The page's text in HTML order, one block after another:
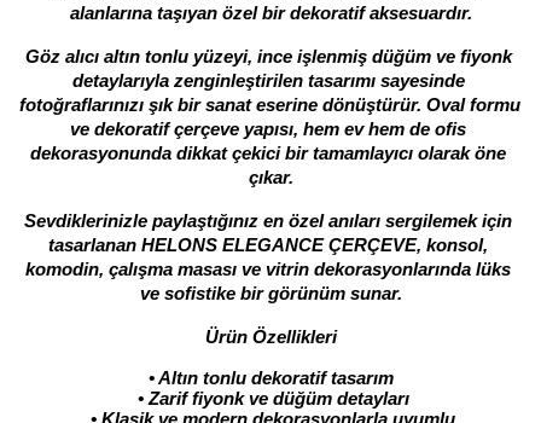
alanlarına taşıyan özel bir dekoratif aksesuardır.
Göz alıcı altın tonlu yüzeyi, ince işlenmiş düğüm ve fiyonk
detaylarıyla zenginleştirilen tasarımı sayesinde
fotoğraflarınızı şık bir sanat eserine dönüştürür. Oval formu
ve dekoratif çerçeve yapısı, hem ev hem de ofis
dekorasyonunda dikkat çekici bir tamamlayıcı olarak öne
çıkar.
Sevdiklerinizle paylaştığınız en özel anıları sergilemek için
tasarlanan HELONS ELEGANCE ÇERÇEVE, konsol,
komodin, çalışma masası ve vitrin dekorasyonlarında lüks
ve sofistike bir görünüm sunar.
Ürün Özellikleri
• Altın tonlu dekoratif tasarım
• Zarif fiyonk ve düğüm detayları